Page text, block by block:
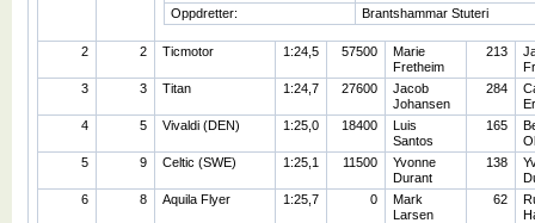
Oppdretter:
Brantshammar Stuteri
2 2 Ticmotor 1:24,5 57500
Marie
Fretheim
213
3
3 Titan 1:24,7 27600
Jacob
Johansen
284
4
5 Vivaldi (DEN) 1:25,0 18400
Luis
Santos
165
5
9 Celtic (SWE) 1:25,1 11500
Yvonne
Durant
138
6
8 Aquila Flyer 1:25,7 0
Mark
Larsen
62